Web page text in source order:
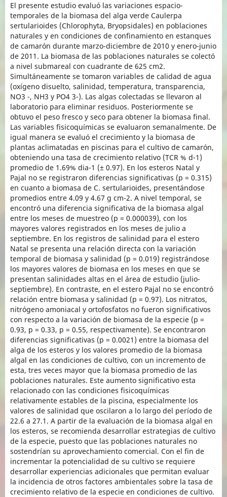
El presente estudio evaluó las variaciones espacio-
temporales de la biomasa del alga verde Caulerpa
sertularioides (Chlorophyta, Bryopsidales) en poblaciones
naturales y en condiciones de confinamiento en estanques
de camarón durante marzo-diciembre de 2010 y enero-junio
de 2011. La biomasa de las poblaciones naturales se colectó
a nivel submareal con cuadrante de 625 cm2.
Simultáneamente se tomaron variables de calidad de agua
(oxígeno disuelto, salinidad, temperatura, transparencia,
NO3 -, NH3 y PO4 3-). Las algas colectadas se llevaron al
laboratorio para eliminar residuos. Posteriormente se
obtuvo el peso fresco y seco para obtener la biomasa final.
Las variables fisicoquímicas se evaluaron semanalmente. De
igual manera se evaluó el crecimiento y la biomasa de
plantas aclimatadas en piscinas para el cultivo de camarón,
obteniendo una tasa de crecimiento relativo (TCR % d-1)
promedio de 1.69% dia-1 (± 0.97). En los esteros Natal y
Pajal no se registraron diferencias significativas (p = 0.315)
en cuanto a biomasa de C. sertularioides, presentándose
promedios entre 4.09 y 4.67 g cm-2. A nivel temporal, se
encontró una diferencia significativa de la biomasa algal
entre los meses de muestreo (p = 0.000039), con los
mayores valores registrados en los meses de julio a
septiembre. En los registros de salinidad para el estero
Natal se presenta una relación directa con la variación
temporal de biomasa y salinidad (p = 0.019) registrándose
los mayores valores de biomasa en los meses en que se
presentan salinidades altas en el área de estudio (julio-
septiembre). En contraste, en el estero Pajal no se encontró
relación entre biomasa y salinidad (p = 0.97). Los nitratos,
nitrógeno amoniacal y ortofosfatos no fueron significativos
con respecto a la variación de biomasa de la especie (p =
0.93, p = 0.33, p = 0.55, respectivamente). Se encontraron
diferencias significativas (p = 0.0021) entre la biomasa del
alga de los esteros y los valores promedio de la biomasa
algal en las condiciones de cultivo, con un incremento de
esta, tres veces mayor que la biomasa promedio de las
poblaciones naturales. Este aumento significativo esta
relacionado con las condiciones fisicoquímicas
relativamente estables de la piscina, especialmente los
valores de salinidad que oscilaron a lo largo del período de
22.6 a 27.1. A partir de la evaluación de la biomasa algal en
los esteros, se recomienda desarrollar estrategias de cultivo
de la especie, puesto que las poblaciones naturales no
sostendrían su aprovechamiento comercial. Con el fin de
incrementar la potencialidad de su cultivo se requiere
desarrollar experiencias adicionales que permitan evaluar
la incidencia de otros factores ambientales sobre la tasa de
crecimiento relativo de la especie en condiciones de cultivo.